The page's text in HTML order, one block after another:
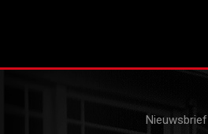
Nieuwsbrief